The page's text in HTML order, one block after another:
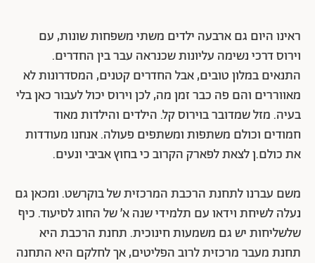
ראינו היום גם ארבעה ילדים משתי משפחות שונות, עם
וירוס דרכי נשימה עליונות שכנראה עבר בין החדרים.
התנאים במלון טובים, אבל החדרים קטנים, המסדרונות לא
מאווררים והם פה כבר זמן מה, לכן וירוס יכול לעבור כאן בלי
בעיה. מזל שמדובר בוירוס קל. הילדים והילדות מאוד
חמודים וכולם משתפות ומשתפים פעולה. אנחנו מעודדות
את כולם.ן לצאת לפארק הקרוב כי בחוץ אביבי ונעים.
משם עברנו לתחנת הרכבת המרכזית של בוקרשט. ומכאן גם
נעלה לשיחת וידאו עם תלמידי שנה א׳ של החוג לסיעוד. כיף
שלשליחות יש גם משמעות חינוכית. תחנת הרכבת היא
תחנת מעבר מרכזית לרוב הפליטים, אך לחלקם היא התחנה